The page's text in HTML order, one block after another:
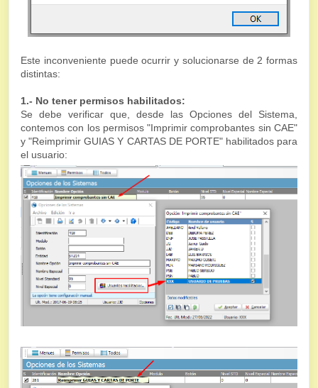
Este inconveniente puede ocurrir y solucionarse de 2 formas
distintas:
1.- No tener permisos habilitados:
Se debe verificar que, desde las Opciones del Sistema,
contemos con los permisos "Imprimir comprobantes sin CAE"
y "Reimprimir GUIAS Y CARTAS DE PORTE" habilitados para
el usuario: